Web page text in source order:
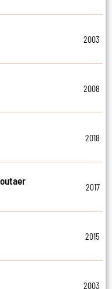
2003
2008
2018
2017
2015
2003